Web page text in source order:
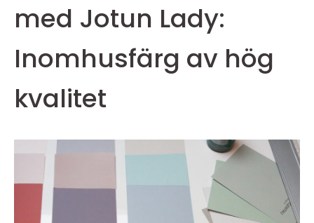
med Jotun Lady:
Inomhusfärg av hög
kvalitet